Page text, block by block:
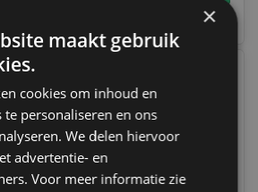
×
maakt gebruik
cookies om inhoud en
te personaliseren en ons
We delen hiervoor
advertentie- en
Voor meer informatie zie